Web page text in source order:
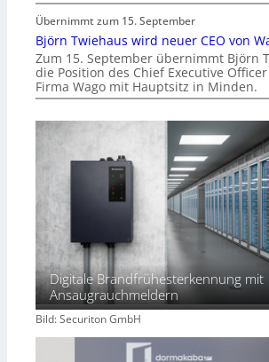
Übernimmt zum 15. September
Björn Twiehaus wird neuer CEO von
Zum 15. September übernimmt Björn
die Position des Chief Executive
Firma Wago mit Hauptsitz in Minden.
Digitale Brandfrühesterkennung mit
Ansaugrauchmeldern
Bild: Securiton GmbH